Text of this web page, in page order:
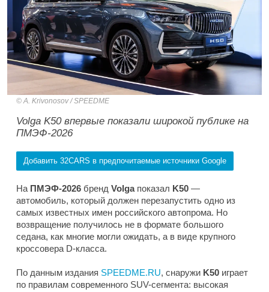
A. Krivonosov / SPEEDME
Volga K50 впервые показали широкой публике на
ПМЭФ-2026
Добавить 32CARS в предпочитаемые источники Google
На ПМЭФ-2026 бренд Volgaпоказал K50 —
автомобиль, который должен перезапустить одно из
самых известных имен российского автопрома. Но
возвращение получилось не в формате большого
седана, как многие могли ожидать, а в виде крупного
кроссовера D-класса.
По данным издания SPEEDME.RU, снаружи K50 играет
по правилам современного SUV-сегмента: высокая